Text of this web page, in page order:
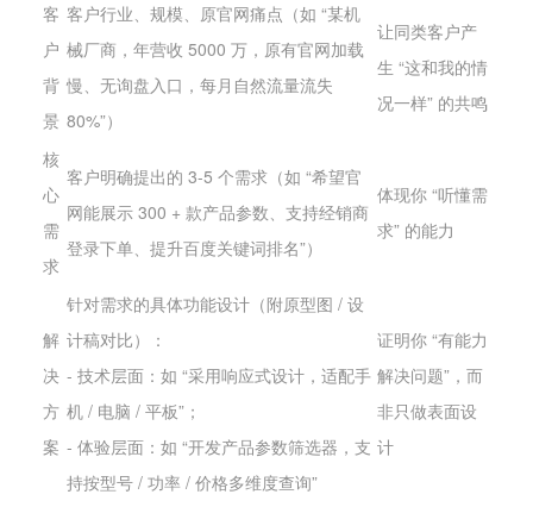
客
户
背
景
客户行业、规模、原官网痛点（如 “某机
械厂商，年营收 5000 万，原有官网加载
慢、无询盘入口，每月自然流量流失
80%”）
让同类客户产
生 “这和我的情
况一样” 的共鸣
核
心
需
求
客户明确提出的 3-5 个需求（如 “希望官
网能展示 300 + 款产品参数、支持经销商
登录下单、提升百度关键词排名”）
体现你 “听懂需
求” 的能力
解
决
方
案
针对需求的具体功能设计（附原型图 / 设
计稿对比）：
- 技术层面：如 “采用响应式设计，适配手
机 / 电脑 / 平板”；
- 体验层面：如 “开发产品参数筛选器，支
持按型号 / 功率 / 价格多维度查询”
证明你 “有能力
解决问题”，而
非只做表面设
计